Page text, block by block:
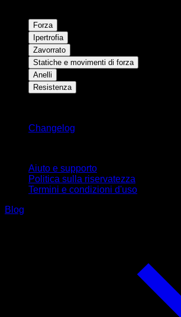
Forza
Ipertrofia
Zavorrato
Statiche e movimenti di forza
Anelli
Resistenza
Changelog
Aiuto e supporto
Politica sulla riservatezza
Termini e condizioni d'uso
Blog